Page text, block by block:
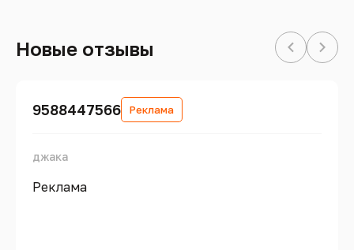
Новые отзывы
9588447566 Реклама
джака
Реклама